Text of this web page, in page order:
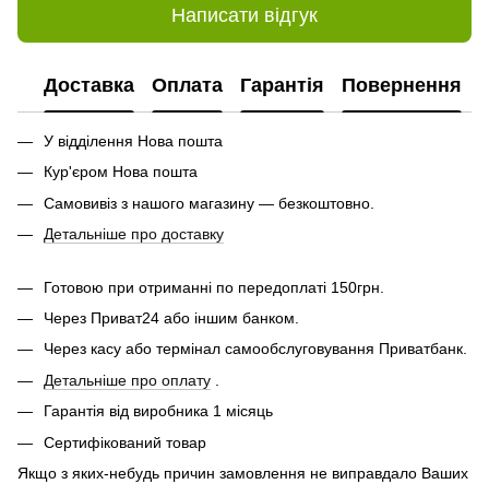
Написати відгук
Доставка Оплата Гарантія Повернення
У відділення Нова пошта
Кур'єром Нова пошта
Самовивіз з нашого магазину — безкоштовно.
Детальніше про доставку
Готовою при отриманні по передоплаті 150грн.
Через Приват24 або іншим банком.
Через касу або термінал самообслуговування Приватбанк.
Детальніше про оплату
Гарантія від виробника 1 місяць
Сертифікований товар
Якщо з яких-небудь причин замовлення не виправдало Ваших